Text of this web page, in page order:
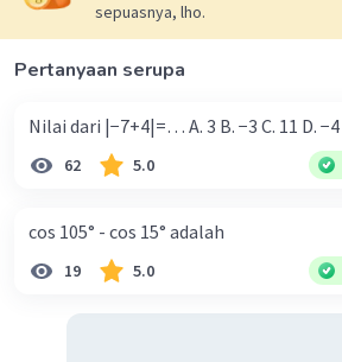
sepuasnya, lho.
Pertanyaan serupa
Nilai dari |−7+4|=… A. 3 B. −3 C. 11
62 5.0
cos 105° - cos 15° adalah
19 5.0